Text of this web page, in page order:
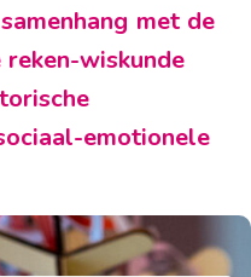
met de
wiskunde
emotionele